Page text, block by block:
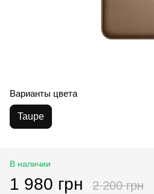
Варианты цвета
Taupe
В наличии
1 980 грн 2 200 грн